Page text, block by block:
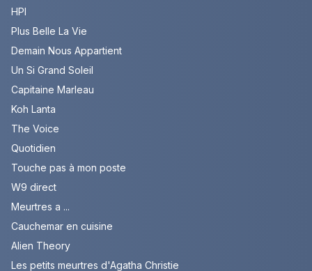
HPI
Plus Belle La Vie
Demain Nous Appartient
Un Si Grand Soleil
Capitaine Marleau
Koh Lanta
The Voice
Quotidien
Touche pas à mon poste
W9 direct
Meurtres a ...
Cauchemar en cuisine
Alien Theory
Les petits meurtres d'Agatha Christie